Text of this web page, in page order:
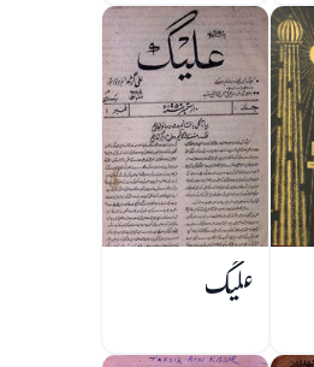
علیگ